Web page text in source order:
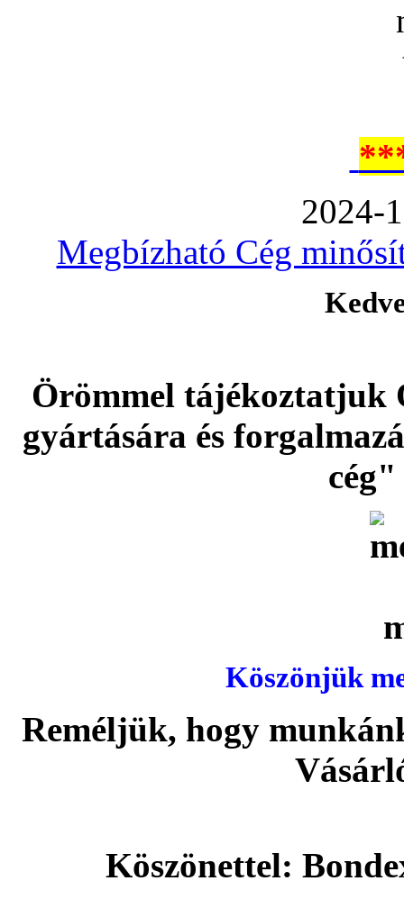
2024-
Megbízható Cég
Örömmel tájékoztatjuk
gyártására és
Köszönjük
Reméljük, hogy
Köszönettel: